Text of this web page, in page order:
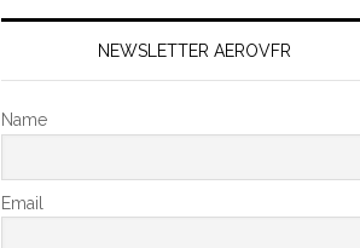
NEWSLETTER AEROVFR
Name
Email